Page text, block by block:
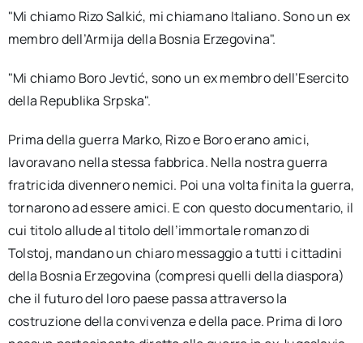
"Mi chiamo Rizo Salkić, mi chiamano Italiano. Sono un ex
membro dell’Armija della Bosnia Erzegovina".
"Mi chiamo Boro Jevtić, sono un ex membro dell’Esercito
della Republika Srpska".
Prima della guerra Marko, Rizo e Boro erano amici,
lavoravano nella stessa fabbrica. Nella nostra guerra
fratricida divennero nemici. Poi una volta finita la guerra,
tornarono ad essere amici. E con questo documentario, il
cui titolo allude al titolo dell’immortale romanzo di
Tolstoj, mandano un chiaro messaggio a tutti i cittadini
della Bosnia Erzegovina (compresi quelli della diaspora)
che il futuro del loro paese passa attraverso la
costruzione della convivenza e della pace. Prima di loro